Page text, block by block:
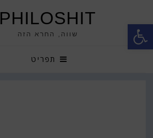
פתח סרגל נגישות PHILOSHIT
שווה, החרא הזה
תפריט